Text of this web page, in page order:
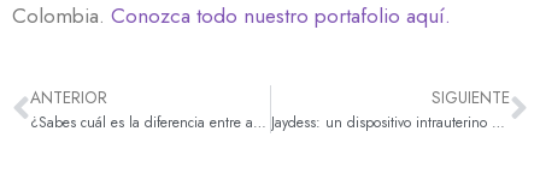
Colombia. Conozca todo nuestro portafolio aquí.
ANTERIOR
¿Sabes cuál es la diferencia entre anticonceptivos hormonales y no hormonales?
SIGUIENTE
Jaydess: un dispositivo intrauterino con más del 99% de efectividad como método de planificación familiar